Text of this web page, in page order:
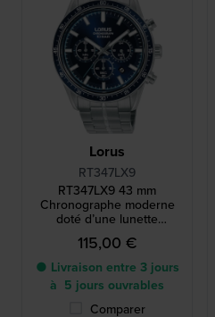
Lorus
RT347LX9
RT347LX9 43 mm
Chronographe moderne
doté d’une lunette
tachymétrique
115,00 €
● Livraison entre 3 jours
à 5 jours ouvrables
Comparer